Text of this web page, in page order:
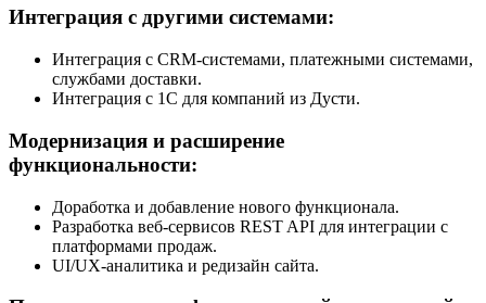
Интеграция с другими системами:
Интеграция с CRM-системами, платежными системами,
службами доставки.
Интеграция с 1С для компаний из Дусти.
Модернизация и расширение
функциональности:
Доработка и добавление нового функционала.
Разработка веб-сервисов REST API для интеграции с
платформами продаж.
UI/UX-аналитика и редизайн сайта.